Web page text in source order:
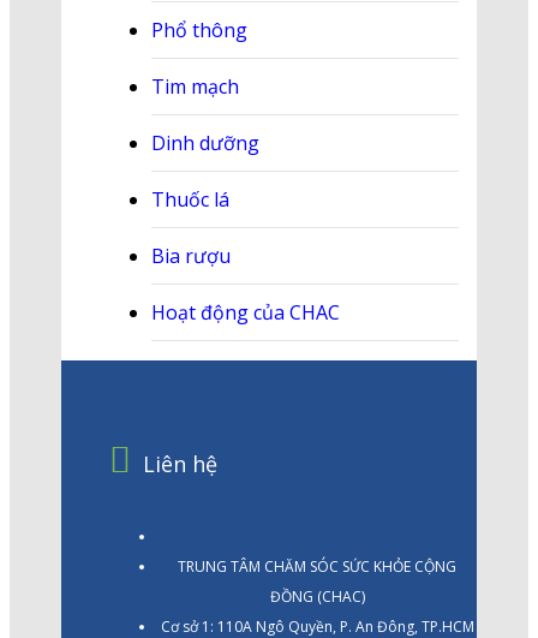
Phổ thông
Tim mạch
Dinh dưỡng
Thuốc lá
Bia rượu
Hoạt động của CHAC
Liên hệ
TRUNG TÂM CHĂM SÓC SỨC KHỎE CỘNG
ĐỒNG (CHAC)
Cơ sở 1: 110A Ngô Quyền, P. An Đông, TP.HCM